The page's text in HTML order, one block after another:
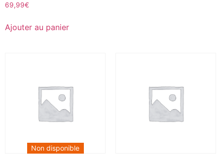
69,99€
Ajouter au panier
Non disponible